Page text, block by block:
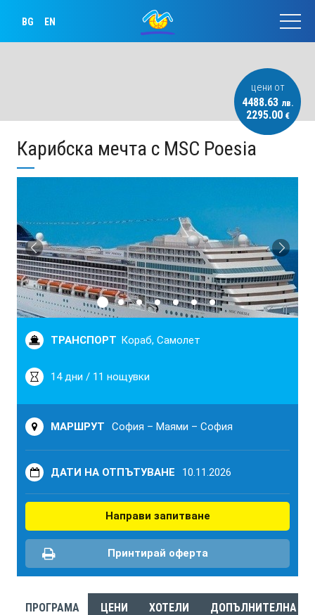
BG EN
Карибска мечта с MSC Poesia
цени от
4488.63 лв.
2295.00 €
ТРАНСПОРТ Кораб, Самолет
14 дни / 11 нощувки
МАРШРУТ София – Маями – София
ДАТИ НА ОТПЪТУВАНЕ 10.11.2026
Направи запитване
Принтирай оферта
ПРОГРАМА ЦЕНИ ХОТЕЛИ ДОПЪЛНИТЕЛНА